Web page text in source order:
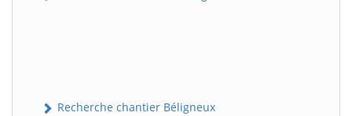
Recherche chantier Béligneux